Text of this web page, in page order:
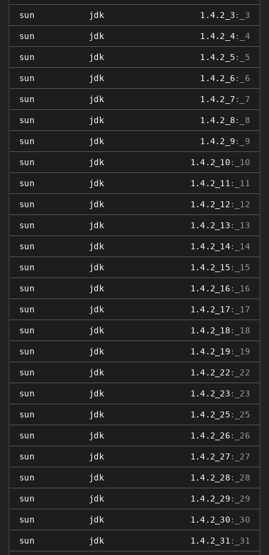
sun jdk 1.4.2_3:_3
sun jdk 1.4.2_4:_4
sun jdk 1.4.2_5:_5
sun jdk 1.4.2_6:_6
sun jdk 1.4.2_7:_7
sun jdk 1.4.2_8:_8
sun jdk 1.4.2_9:_9
sun jdk 1.4.2_10:_10
sun jdk 1.4.2_11 :_11
sun jdk 1.4.2_12 :_12
sun jdk 1.4.2_13:_13
sun jdk 1.4.2_14:_14
sun jdk 1.4.2_15:_15
sun jdk 1.4.2_16:_16
sun jdk 1.4.2_17:_17
sun jdk 1.4.2_18:_18
sun jdk 1.4.2_19:_19
sun jdk 1.4.2_22 :_22
sun jdk 1.4.2_23:_23
sun jdk 1.4.2_25:_25
sun jdk 1.4.2_26:_26
sun jdk 1.4.2_27:_27
sun jdk 1.4.2_28:_28
sun jdk 1.4.2_29:_29
sun jdk 1.4.2_30:_30
sun jdk 1.4.2_31 :_31